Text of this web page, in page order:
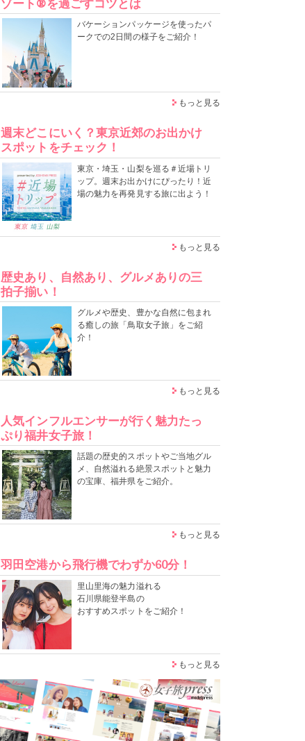
ゾート®を過ごすコツとは
バケーションパッケージを使ったパ
ークでの2日間の様子をご紹介！
もっと見る
週末どこにいく？東京近郊のお出かけ
スポットをチェック！
東京・埼玉・山梨を巡る＃近場トリ
ップ。週末お出かけにぴったり！近
場の魅力を再発見する旅に出よう！
もっと見る
歴史あり、自然あり、グルメありの三
拍子揃い！
グルメや歴史、豊かな自然に包まれ
る癒しの旅「鳥取女子旅」をご紹
介！
もっと見る
人気インフルエンサーが行く魅力たっ
ぷり福井女子旅！
話題の歴史的スポットやご当地グル
メ、自然溢れる絶景スポットと魅力
の宝庫、福井県をご紹介。
もっと見る
羽田空港から飛行機でわずか60分！
里山里海の魅力溢れる
石川県能登半島の
おすすめスポットをご紹介！
もっと見る